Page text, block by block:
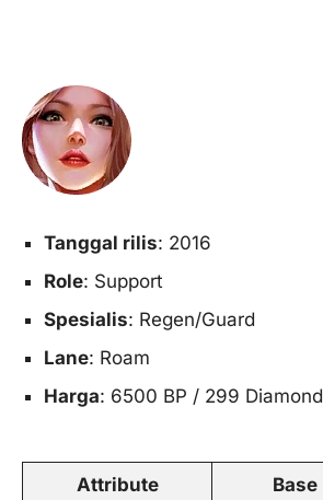
Tanggal rilis: 2016
Role: Support
Spesialis: Regen/Guard
Lane: Roam
Harga: 6500 BP / 299 Diamond
Attribute Base